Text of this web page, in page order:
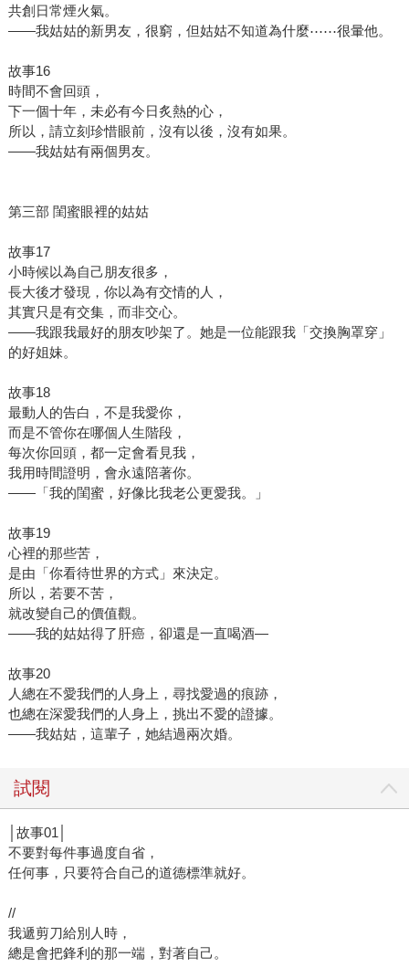
共創日常煙火氣。
——我姑姑的新男友，很窮，但姑姑不知道為什麼⋯⋯很暈他。
故事16
時間不會回頭，
下一個十年，未必有今日炙熱的心，
所以，請立刻珍惜眼前，沒有以後，沒有如果。
——我姑姑有兩個男友。
第三部 閨蜜眼裡的姑姑
故事17
小時候以為自己朋友很多，
長大後才發現，你以為有交情的人，
其實只是有交集，而非交心。
——我跟我最好的朋友吵架了。她是一位能跟我「交換胸罩穿」
的好姐妹。
故事18
最動人的告白，不是我愛你，
而是不管你在哪個人生階段，
每次你回頭，都一定會看見我，
我用時間證明，會永遠陪著你。
——「我的閨蜜，好像比我老公更愛我。」
故事19
心裡的那些苦，
是由「你看待世界的方式」來決定。
所以，若要不苦，
就改變自己的價值觀。
——我的姑姑得了肝癌，卻還是一直喝酒—
故事20
人總在不愛我們的人身上，尋找愛過的痕跡，
也總在深愛我們的人身上，挑出不愛的證據。
——我姑姑，這輩子，她結過兩次婚。
試閱
│故事01│
不要對每件事過度自省，
任何事，只要符合自己的道德標準就好。
//
我遞剪刀給別人時，
總是會把鋒利的那一端，對著自己。